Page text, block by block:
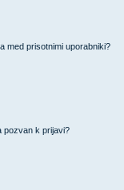
med prisotnimi uporabniki?
pozvan k prijavi?